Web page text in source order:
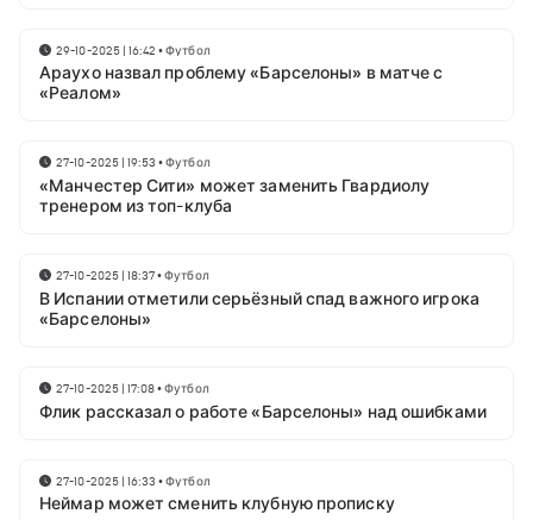
29-10-2025 | 16:42 •Футбол
Араухо назвал проблему «Барселоны» в матче с
«Реалом»
27-10-2025 | 19:53 •Футбол
«Манчестер Сити» может заменить Гвардиолу
тренером из топ-клуба
27-10-2025 | 18:37•Футбол
В Испании отметили серьёзный спад важного игрока
«Барселоны»
27-10-2025 | 17:08•Футбол
Флик рассказал о работе «Барселоны» над ошибками
27-10-2025 | 16:33 •Футбол
Неймар может сменить клубную прописку